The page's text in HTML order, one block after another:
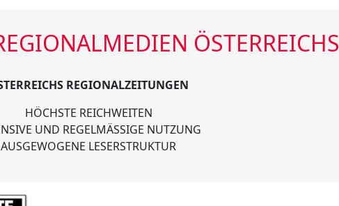
ÖSTERREICHS
REGIONALZEITUNGEN
HÖCHSTE REICHWEITEN
UND REGELMÄSSIGE NUTZUNG
AUSGEWOGENE LESERSTRUKTUR